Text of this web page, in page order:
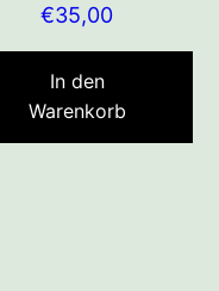
€35,00
In den
Warenkorb